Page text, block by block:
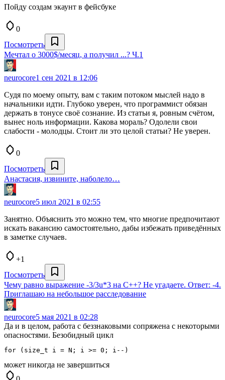
Пойду создам экаунт в фейсбуке
0
Посмотреть
Мечтал о 3000$/месяц, а получил ...? Ч.1
neurocore1 сен 2021 в 12:06
Судя по моему опыту, вам с таким потоком мыслей надо в
начальники идти. Глубоко уверен, что программист обязан
держать в тонусе своё сознание. Из статьи я, ровным счётом,
вынес ноль информации. Какова мораль? Одолели свои
слабости - молодцы. Стоит ли это целой статьи? Не уверен.
0
Посмотреть
Анастасия, извините, наболело…
neurocore5 июл 2021 в 02:55
Занятно. Объяснить это можно тем, что многие предпочитают
искать вакансию самостоятельно, дабы избежать приведённых
в заметке случаев.
+1
Посмотреть
Чему равно выражение -3/3u*3 на С++? Не угадаете. Ответ: -4.
Приглашаю на небольшое расследование
neurocore5 мая 2021 в 02:28
Да и в целом, работа с беззнаковыми сопряжена с некоторыми
опасностями. Безобидный цикл
for (size_t i = N; i >= 0; i--)
может никогда не завершиться